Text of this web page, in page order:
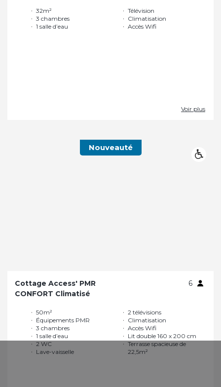
32m²
3 chambres
1 salle d’eau
Télévision
Climatisation
Accès Wifi
Voir plus
Nouveauté
Cottage Access' PMR
6
CONFORT Climatisé
50m²
Équipements PMR
3 chambres
1 salle d’eau
2 WC
Lave-vaisselle
2 télévisions
Climatisation
Accès Wifi
Lit double 160 x 200 cm
Terrasse spacieuse de
22,5m²